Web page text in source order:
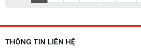
THÔNG TIN LIÊN HỆ